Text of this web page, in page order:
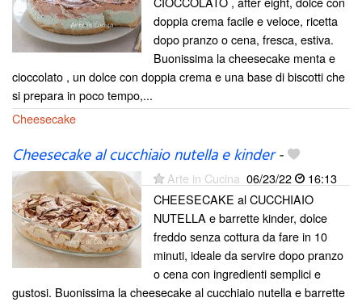
doppia crema facile e veloce, ricetta
dopo pranzo o cena, fresca, estiva.
Buonissima la cheesecake menta e
cioccolato , un dolce con doppia crema e una base di biscotti che
si prepara in poco tempo,...
Cheesecake
Cheesecake al cucchiaio nutella e kinder-
Arte in Cucina 06/23/22
16:13
CHEESECAKE al CUCCHIAIO
NUTELLA e barrette kinder, dolce
freddo senza cottura da fare in 10
minuti, ideale da servire dopo pranzo
o cena con ingredienti semplici e
gustosi. Buonissima la cheesecake al cucchiaio nutella e barrette